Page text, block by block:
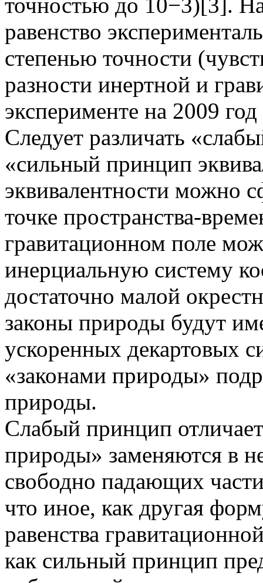
точностью до 10−3)[3].
равенство
степенью точности
разности инертной и
эксперименте на 2009
Следует различать
«сильный принцип
эквивалентности можно
точке пространства-
гравитационном поле
инерциальную систему
достаточно малой
законы природы будут
ускоренных декартовых
«законами природы»
природы.
Слабый принцип
природы» заменяются в
свободно падающих
что иное, как другая
равенства
как сильный принцип